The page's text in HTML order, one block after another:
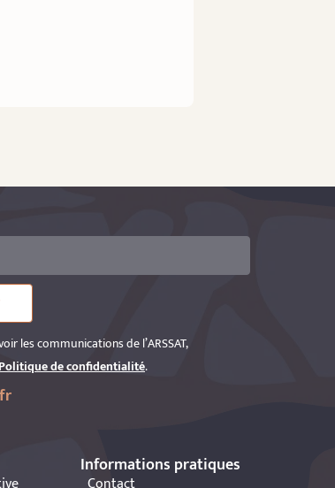
les communications de l’ARSSAT,
de confidentialité.
Informations pratiques